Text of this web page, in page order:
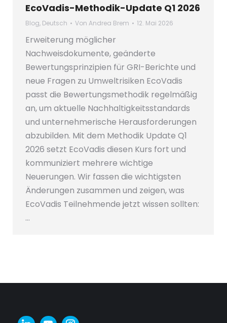
EcoVadis-Methodik-Update Q1 2026
Blog, Deutsch Von Andrea Brem 12. Mai 2026
Erweiterung möglicher
Nachweisdokumente, geänderte
Bewertungsprinzipien für GRI-Berichte und
neue Fragen zu Umweltrisiken EcoVadis
passt die Bewertungsmethodik regelmäßig
an, um aktuelle Nachhaltigkeitsstandards
und unternehmerische Herausforderungen
abzubilden. Mit dem Methodik Update Q1
2026 setzt EcoVadis diesen Kurs fort und
kommuniziert mehrere wichtige
Neuerungen. Wir fassen die wichtigsten
Änderungen zusammen und zeigen, was
EcoVadis Teilnehmende jetzt wissen sollten:
…